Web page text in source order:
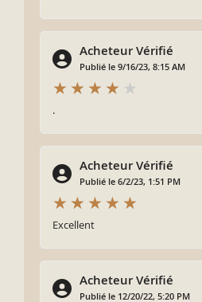
Acheteur Vérifié
Publié le 9/16/23, 8:15 AM
.
Acheteur Vérifié
Publié le 6/2/23, 1:51 PM
Excellent
Acheteur Vérifié
Publié le 12/20/22, 5:20 PM